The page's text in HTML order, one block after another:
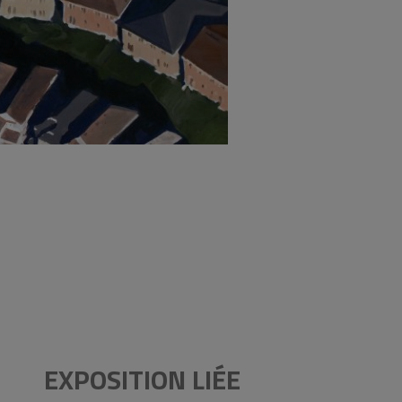
EXPOSITION LIÉE